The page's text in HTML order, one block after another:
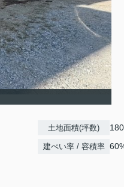
土地面積(坪数)
建ぺい率 / 容積率